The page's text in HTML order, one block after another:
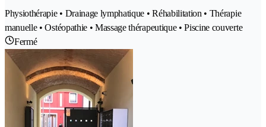
Physiothérapie • Drainage lymphatique • Réhabilitation • Thérapie
manuelle • Ostéopathie • Massage thérapeutique • Piscine couverte
Fermé